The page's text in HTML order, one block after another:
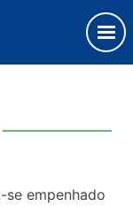
se empenhado